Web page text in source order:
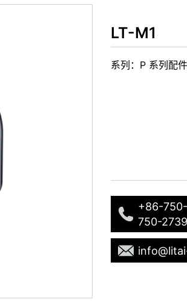
LT-M1
系列：P 系列配件
+86-
750-